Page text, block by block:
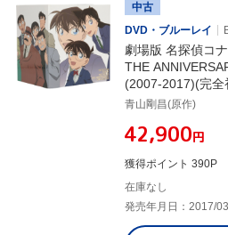
中古
DVD・ブルーレイ
劇場版 名探偵コ
THE
(2007-2017)(完
Disc)
青山剛昌(原作)
¥42,900円
獲得ポイント 390P
在庫なし
発売年月日：2017/